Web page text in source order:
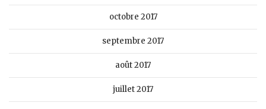
octobre 2017
septembre 2017
août 2017
juillet 2017